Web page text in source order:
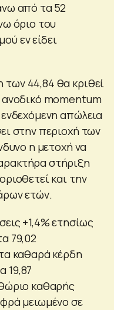
από τα 52
όριο του
εν είδει
44,84 θα κριθεί
momentum
απώλεια
στην περιοχή των
η μετοχή να
στήριξη
και την
ετών.
+1,4% ετησίως
79,02
καθαρά κέρδη
19,87
καθαρής
μειωμένο σε